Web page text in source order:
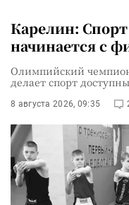
Карелин:
начинается с
Олимпийский
делает спорт
8 августа 2026, 09:35